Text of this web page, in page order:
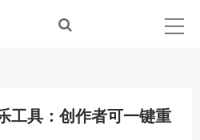
工具：创作者可一键重